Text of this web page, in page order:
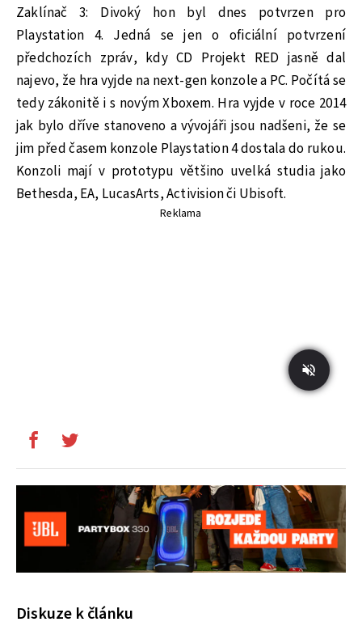
Zaklínač 3: Divoký hon byl dnes potvrzen pro
Playstation 4. Jedná se jen o oficiální potvrzení
předchozích zpráv, kdy CD Projekt RED jasně dal
najevo, že hra vyjde na next-gen konzole a PC. Počítá se
tedy zákonitě i s novým Xboxem. Hra vyjde v roce 2014
jak bylo dříve stanoveno a vývojáři jsou nadšeni, že se
jim před časem konzole Playstation 4 dostala do rukou.
Konzoli mají v prototypu většino uvelká studia jako
Bethesda, EA, LucasArts, Activision či Ubisoft.
Reklama
Diskuze k článku